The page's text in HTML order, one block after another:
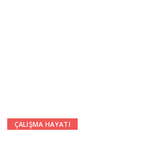
ÇALIŞMA HAYATI